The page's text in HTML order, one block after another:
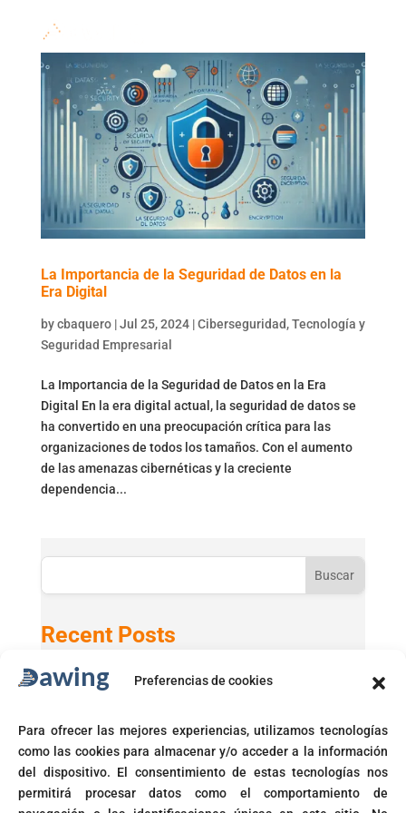
Preferencias de cookies
Para ofrecer las mejores experiencias, utilizamos tecnologías
como las cookies para almacenar y/o acceder a la información
del dispositivo. El consentimiento de estas tecnologías nos
permitirá procesar datos como el comportamiento de
La Importancia de la Seguridad de Datos en la
Era Digital
bycbaquero|Jul 25, 2024|Ciberseguridad,Tecnología y
Seguridad Empresarial
La Importancia de la Seguridad de Datos en la Era
Digital En la era digital actual, la seguridad de datos se
ha convertido en una preocupación crítica para las
organizaciones de todos los tamaños. Con el aumento
de las amenazas cibernéticas y la creciente
dependencia...
Buscar
Recent Posts
Active Directory 2025 con Windows 11 24H2
Microsoft activará automáticamente políticas de acceso
condicional
Fin del soporte para Windows 10